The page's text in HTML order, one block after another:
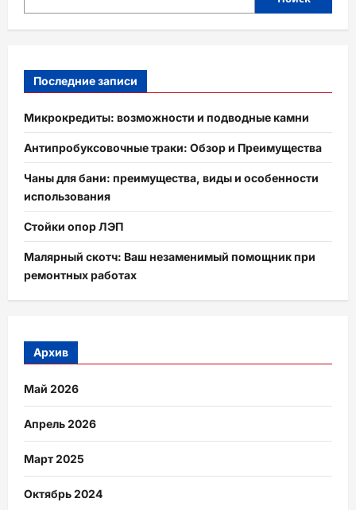
Последние записи
Микрокредиты: возможности и подводные камни
Антипробуксовочные траки: Обзор и Преимущества
Чаны для бани: преимущества, виды и особенности
использования
Стойки опор ЛЭП
Малярный скотч: Ваш незаменимый помощник при
ремонтных работах
Архив
Май 2026
Апрель 2026
Март 2025
Октябрь 2024